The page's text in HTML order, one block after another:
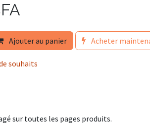
Ajouter au panier Acheter
souhaits
sur toutes les pages produits.